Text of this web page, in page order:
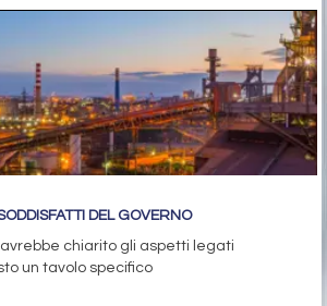
DEL GOVERNO
avrebbe chiarito gli aspetti legati
un tavolo specifico